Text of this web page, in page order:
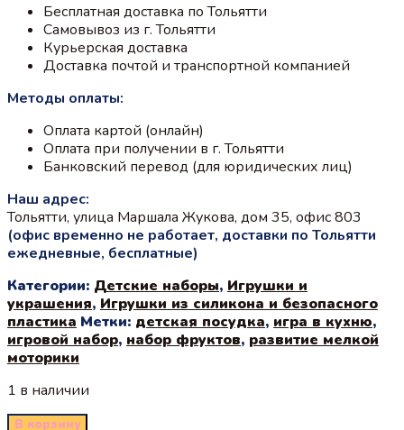
Бесплатная доставка по Тольятти
Самовывоз из г. Тольятти
Курьерская доставка
Доставка почтой и транспортной компанией
Методы оплаты:
Оплата картой (онлайн)
Оплата при получении в г. Тольятти
Банковский перевод (для юридических лиц)
Наш адрес:
Тольятти, улица Маршала Жукова, дом 35, офис 803
(офис временно не работает, доставки по Тольятти
ежедневные, бесплатные)
Категории: Детские наборы, Игрушки и
украшения, Игрушки из силикона и безопасного
пластика Метки: детская посудка, игра в кухню,
игровой набор, набор фруктов, развитие мелкой
моторики
1 в наличии
В корзину